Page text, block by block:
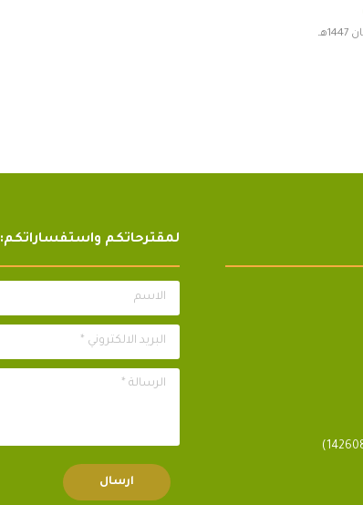
لمقترحاتكم واستفساراتكم:
الاسم
البريد الالكتروني *
الرسالة *